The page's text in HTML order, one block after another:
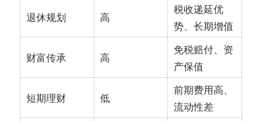
退休规划 高
税收递延优
势、长期增值
财富传承 高
免税赔付、资
产保值
短期理财 低
前期费用高、
流动性差